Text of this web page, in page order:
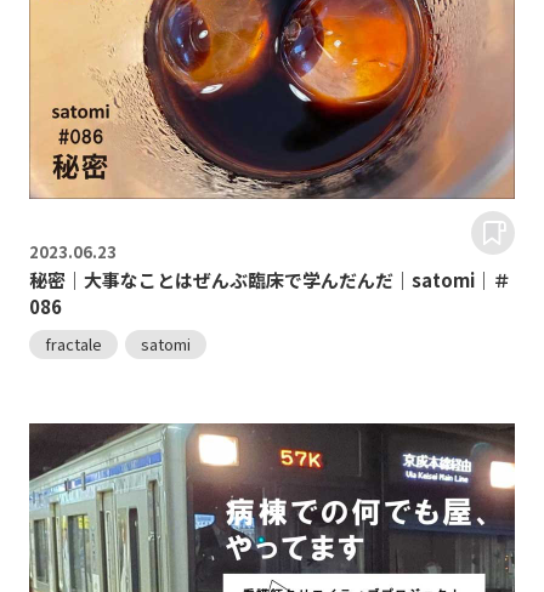
2023.06.23
秘密｜大事なことはぜんぶ臨床で学んだんだ｜satomi｜＃
086
fractale satomi